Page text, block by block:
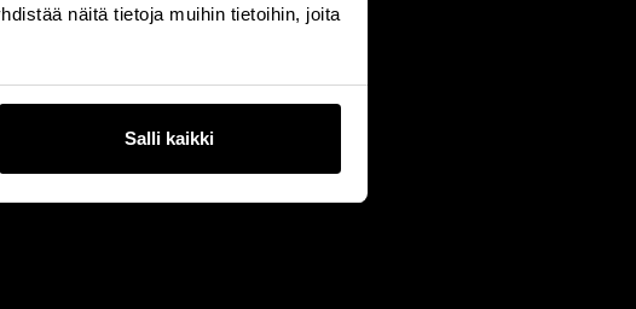
näitä tietoja muihin tietoihin, joita
Salli kaikki